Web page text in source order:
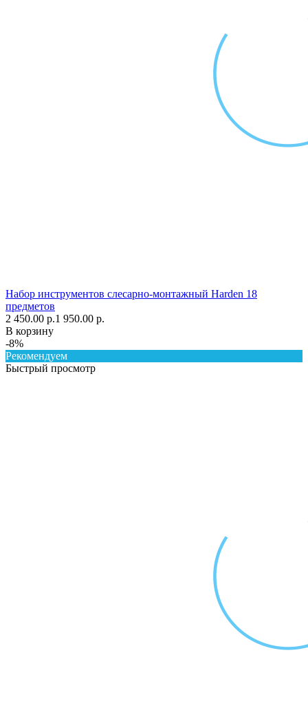
Набор инструментов слесарно-монтажный Harden 18
предметов
2 450.00 р.1 950.00 р.
В корзину
-8%
Рекомендуем
Быстрый просмотр